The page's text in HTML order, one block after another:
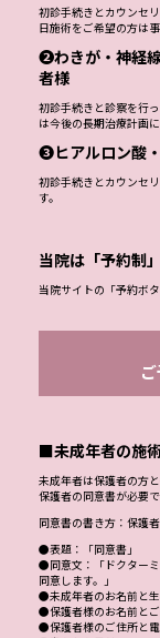
初診手続きとカウンセ
日施術をご希望の方は
❷わきが・神経
者様
初診手続きと診察を行
は今後の長期治療計画
❸ヒアルロン酸
初診手続きとカウンセ
す。
当院は「予約制
当院サイトの「予約ボ
■未成年者の施
未成年者は保護者の方
保護者の同意書が必要で
同意書の書き方：保護
●表題：「同意書」
●同意文：「ドクター
同意します。」
●未成年者のお名前と
●保護者様のお名前と
●保護者様のご住所と